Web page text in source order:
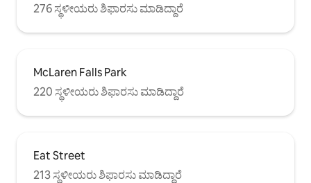
276 ಸ್ಥಳೀಯರು ಶಿಫಾರಸು ಮಾಡಿದ್ದಾರೆ
McLaren Falls Park
220 ಸ್ಥಳೀಯರು ಶಿಫಾರಸು ಮಾಡಿದ್ದಾರೆ
Eat Street
213 ಸ್ಥಳೀಯರು ಶಿಫಾರಸು ಮಾಡಿದ್ದಾರೆ